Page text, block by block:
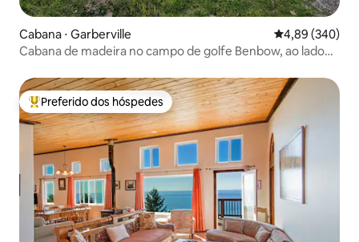
Cabana ⋅ Garberville 4,89 de uma
4,89 (340)
Cabana de madeira no campo de golfe Benbow, ao lado
Entre os melhores preferidos dos hóspedes
Preferido dos hóspedes